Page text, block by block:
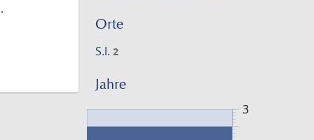
Orte
S.l. 2
Jahre
3